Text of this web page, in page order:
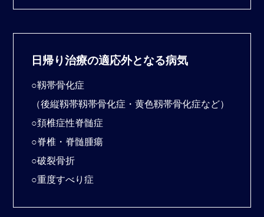
日帰り治療の適応外となる病気
○靱帯骨化症
（後縦靱帯靱帯骨化症・黄色靱帯骨化症など）
○頚椎症性脊髄症
○脊椎・脊髄腫瘍
○破裂骨折
○重度すべり症